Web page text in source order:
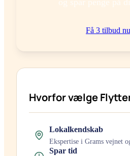
og spar penge på
Få 3 tilbud nu
Hvorfor vælge
Lokalkendskab
Ekspertise i Grams vejnet
Spar tid